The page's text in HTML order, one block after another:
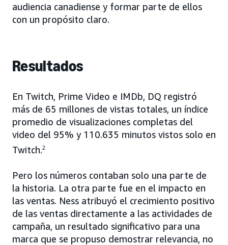
audiencia canadiense y formar parte de ellos
con un propósito claro.
Resultados
En Twitch, Prime Video e IMDb, DQ registró
más de 65 millones de vistas totales, un índice
promedio de visualizaciones completas del
video del 95% y 110.635 minutos vistos solo en
Twitch.2
Pero los números contaban solo una parte de
la historia. La otra parte fue en el impacto en
las ventas. Ness atribuyó el crecimiento positivo
de las ventas directamente a las actividades de
campaña, un resultado significativo para una
marca que se propuso demostrar relevancia, no